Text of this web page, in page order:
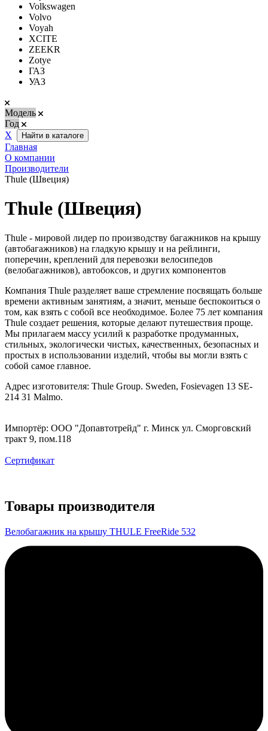
Volkswagen
Volvo
Voyah
XCITE
ZEEKR
Zotye
ГАЗ
УАЗ
Модель
Год
Х
Найти в каталоге
Главная
О компании
Производители
Thule (Швеция)
Thule (Швеция)
Thule - мировой лидер по производству багажников на крышу
(автобагажников) на гладкую крышу и на рейлинги,
поперечин, креплений для перевозки велосипедов
(велобагажников), автобоксов, и других компонентов
Компания Thule разделяет ваше стремление посвящать больше
времени активным занятиям, а значит, меньше беспокоиться о
том, как взять с собой все необходимое. Более 75 лет компания
Thule создает решения, которые делают путешествия проще.
Мы прилагаем массу усилий к разработке продуманных,
стильных, экологически чистых, качественных, безопасных и
простых в использовании изделий, чтобы вы могли взять с
собой самое главное.
Адрес изготовителя: Thule Group. Sweden, Fosievagen 13 SE-
214 31 Malmo.
Импортёр: ООО "Допавтотрейд" г. Минск ул. Сморговский
тракт 9, пом.118
Сертификат
Товары производителя
Велобагажник на крышу THULE FreeRide 532